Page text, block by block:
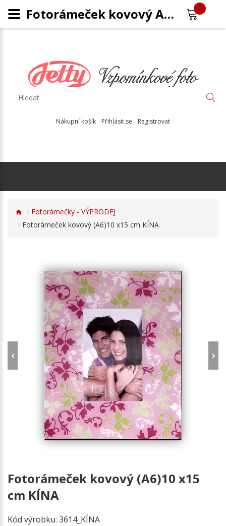
Nákupní košík Přihlásit se Registrovat
0
Fotorámečky - VÝPRODEJ
Fotorámeček kovový (A6)10 x15 cm KÍNA
Fotorámeček kovový (A6)10 x15
cm KÍNA
Kód výrobku: 3614_KÍNA
Fotorámeček kovový A6. 10 x15 cm, B7